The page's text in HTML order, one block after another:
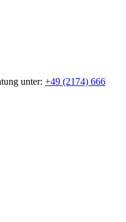
unter: +49 (2174) 666